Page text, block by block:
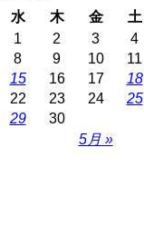
水 木 金 土
5月 »
1 2 3
4
8 9 10
11
15 16 17
18
22 23 24
25
29 30